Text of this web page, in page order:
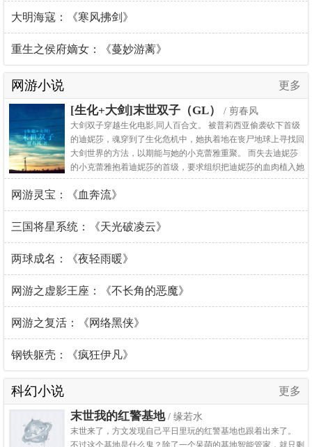
大明海寇：《寒风拂剑》
重生之侯府嫡女：《蔓妙游蓠》
网游小说 更多
[生化+大剑]末世双子（GL） / 剪春风
大剑双子穿越生化电影,同人百合文。 被普莉西亚偷袭砍下首级
的迪妮莎，魂穿到了生化危机中，她执着地在丧尸地球上寻找回
大剑世界的方法，以期能与她的小克蕾雅重聚。 而失去迪妮莎
的小克蕾雅抱着迪妮莎的首级，要求组织把迪妮莎的血肉植入她
的体内，至此成为了一名大剑。在一次执行任务中，克蕾雅妖气
暴走，生死关头竟然也穿越到了生化危机的世界，作为一名人类
保护者与生化战士爱丽丝并肩作战。 本已生离死别的大剑双子
因为在旅途中捡到的奇怪圣器而在不同的时间穿越到了同一个空
雅，将会各自拥有怎样的遭遇呢？ 迪妮莎与克蕾雅又会相逢于
何时？ 请看[生化+大剑]同人《末世双子》 编辑通知，本文26日
网游灵宝：《血奔流》
三国将星系统：《天光破凌云》
两球成名：《夜轻雨暖》
网游之虚影王座：《不长角的恶魔》
网游之复活：《网络黑侠》
钢铁躯壳：《疯狂伊凡》
科幻小说 更多
末世我的红警基地/ 缘若水
末世来了，方文发现自己平日里玩的红警基地也跟着出来了。
不过这个基地是什么鬼？除了一个呆萌的基地智能管家，就只剩